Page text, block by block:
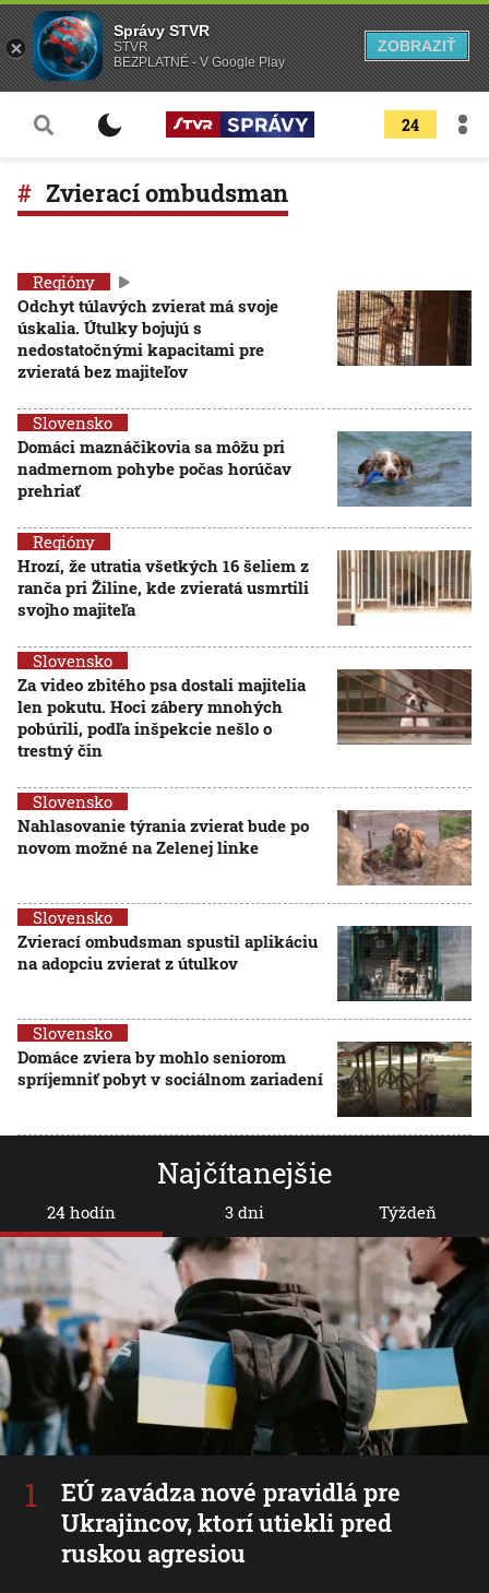
24
Zvierací ombudsman
Regióny
Odchyt túlavých zvierat má svoje
úskalia. Útulky bojujú s
nedostatočnými kapacitami pre
zvieratá bez majiteľov
Slovensko
Domáci maznáčikovia sa môžu pri
nadmernom pohybe počas horúčav
prehriať
Regióny
Hrozí, že utratia všetkých 16 šeliem z
ranča pri Žiline, kde zvieratá usmrtili
svojho majiteľa
Slovensko
Za video zbitého psa dostali majitelia
len pokutu. Hoci zábery mnohých
pobúrili, podľa inšpekcie nešlo o
trestný čin
Slovensko
Nahlasovanie týrania zvierat bude po
novom možné na Zelenej linke
Slovensko
Zvierací ombudsman spustil aplikáciu
na adopciu zvierat z útulkov
Slovensko
Domáce zviera by mohlo seniorom
spríjemniť pobyt v sociálnom zariadení
Najčítanejšie
24 hodín
EÚ zavádza nové pravidlá pre
Ukrajincov, ktorí utiekli pred
ruskou agresiou
3 dni Týždeň
Správy STVR
STVR
BEZPLATNÉ - V Google Play
ZOBRAZIŤ